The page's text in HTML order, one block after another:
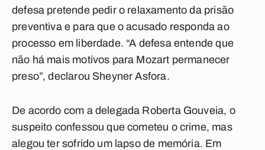
defesa pretende pedir o relaxamento da prisão
preventiva e para que o acusado responda ao
processo em liberdade. “A defesa entende que
não há mais motivos para Mozart permanecer
preso”, declarou Sheyner Asfora.
De acordo com a delegada Roberta Gouveia, o
suspeito confessou que cometeu o crime, mas
alegou ter sofrido um lapso de memória. Em